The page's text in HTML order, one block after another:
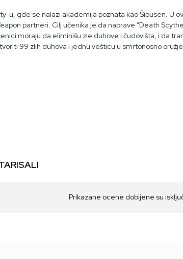
u, gde se nalazi akademija poznata kao Šibusen. U
partneri. Cilj učenika je da naprave "Death
moraju da eliminišu zle duhove i čudovišta, i da
99 zlih duhova i jednu vešticu u smrtonosno
Prikazane ocene dobijene su